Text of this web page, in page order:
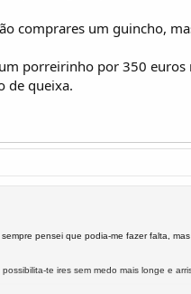
comprares um guincho,
porreirinho por 350 euros
de queixa.
pensei que podia-me fazer falta,
te ires sem medo mais longe e